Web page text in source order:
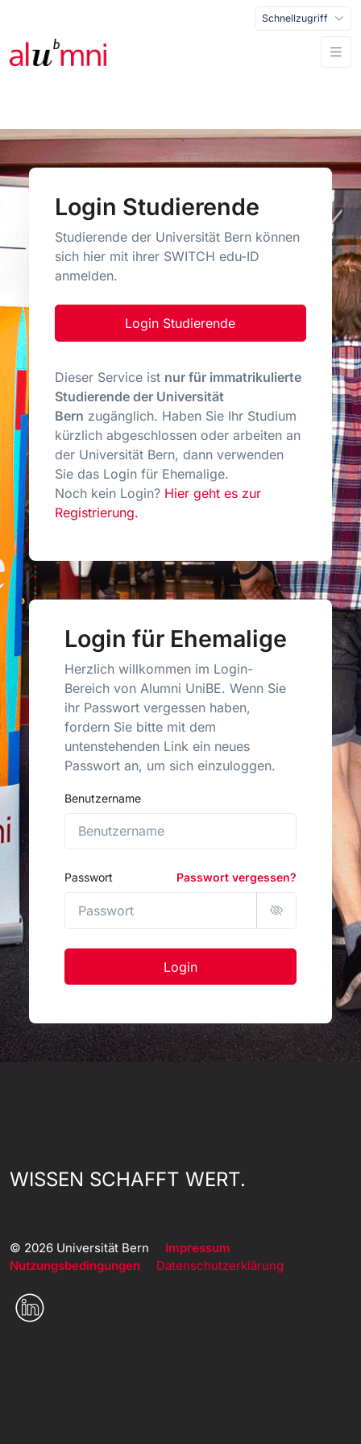
Schnellzugriff
Login Studierende
Studierende der Universität Bern können
sich hier mit ihrer SWITCH edu-ID
anmelden.
Login Studierende
Dieser Service ist nur für immatrikulierte
Studierende der Universität
Bern zugänglich. Haben Sie Ihr Studium
kürzlich abgeschlossen oder arbeiten an
der Universität Bern, dann verwenden
Sie das Login für Ehemalige.
Noch kein Login? Hier geht es zur
Registrierung.
Login für Ehemalige
Herzlich willkommen im Login-
Bereich von Alumni UniBE. Wenn Sie
ihr Passwort vergessen haben,
fordern Sie bitte mit dem
untenstehenden Link ein neues
Passwort an, um sich einzuloggen.
Benutzername
Passwort Passwort vergessen?
Login
WISSEN SCHAFFT WERT.
© 2026 Universität Bern Impressum
Nutzungsbedingungen
Datenschutzerklärung